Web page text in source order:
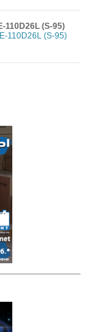
110D26L (S-95)